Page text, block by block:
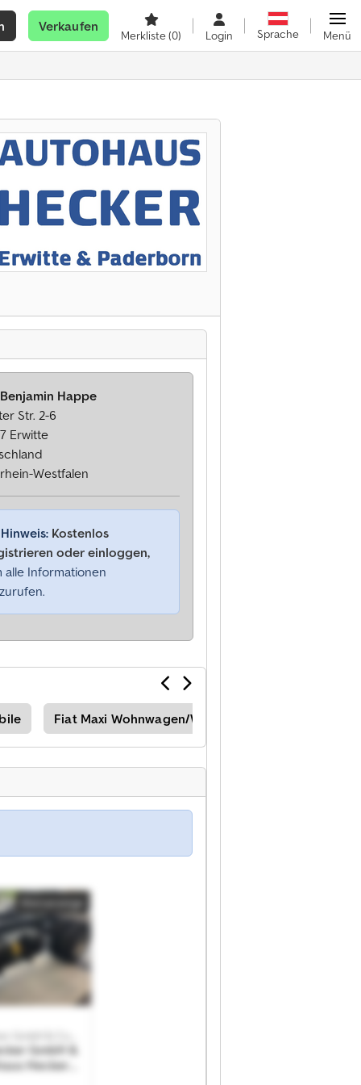
Verkaufen
Merkliste(0) Login Sprache Menü
Happe
Str. 2-6
Erwitte
Westfalen
Kostenlos
oder einloggen,
alle Informationen
Fiat Maxi Wohnwagen/Wohnmobile
GmbH &
Hecker
Kleinanzeige